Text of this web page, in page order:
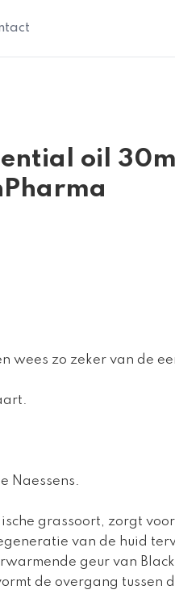
oil
wees zo zeker van de
Naessens.
grassoort, zorgt
van de huid
geur van
de overgang tussen